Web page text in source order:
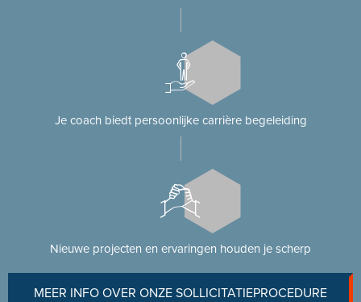
Je coach biedt persoonlijke carrière begeleiding
Nieuwe projecten en ervaringen houden je scherp
MEER INFO OVER ONZE SOLLICITATIEPROCEDURE